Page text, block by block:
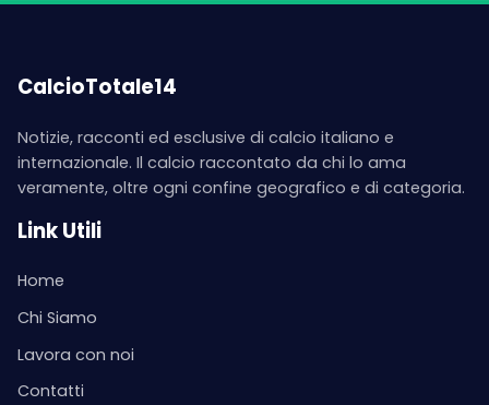
CalcioTotale14
Notizie, racconti ed esclusive di calcio italiano e
internazionale. Il calcio raccontato da chi lo ama
veramente, oltre ogni confine geografico e di categoria.
Link Utili
Home
Chi Siamo
Lavora con noi
Contatti